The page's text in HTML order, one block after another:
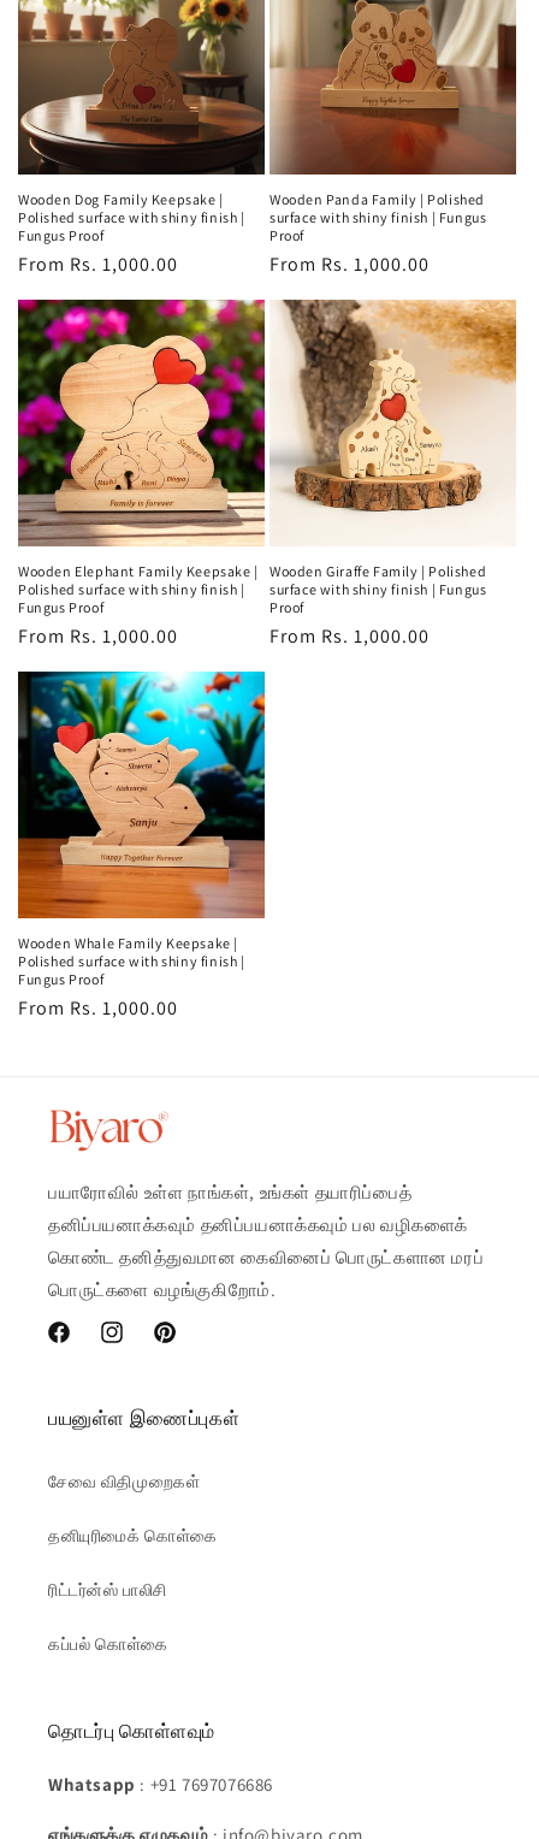
Wooden Dog Family Keepsake |
Polished surface with shiny finish |
Fungus Proof
Regular
price
From Rs. 1,000.00
Wooden Panda Family | Polished
surface with shiny finish | Fungus
Proof
Regular
price
From Rs. 1,000.00
Wooden Elephant Family Keepsake |
Polished surface with shiny finish |
Fungus Proof
Regular
price
From Rs. 1,000.00
Wooden Giraffe Family | Polished
surface with shiny finish | Fungus
Proof
Regular
From Rs. 1,000.00
Wooden Whale Family Keepsake |
Polished surface with shiny finish |
Fungus Proof
Regular
From Rs. 1,000.00
பயாரோவில் உள்ள நாங்கள், உங்கள் தயாரிப்பைத்
தனிப்பயனாக்கவும் தனிப்பயனாக்கவும் பல வழிகளைக்
கொண்ட தனித்துவமான கைவினைப் பொருட்களான மரப்
பொருட்களை வழங்குகிறோம்.
FacebookInstagramPinterest
பயனுள்ள இணைப்புகள்
சேவை விதிமுறைகள்
தனியுரிமைக் கொள்கை
ரிட்டர்ன்ஸ் பாலிசி
கப்பல் கொள்கை
தொடர்பு கொள்ளவும்
Whatsapp : +91 7697076686